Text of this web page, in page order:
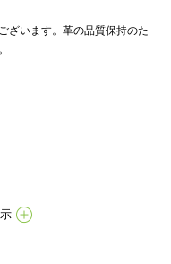
ざいます。革の品質保持のた